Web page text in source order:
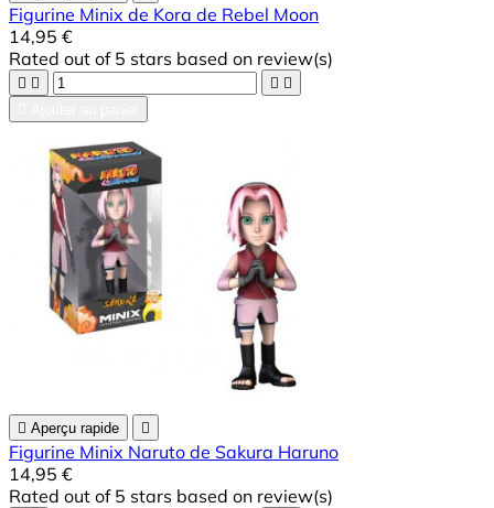
Figurine Minix de Kora de Rebel Moon
14,95 €
Rated out of 5 stars based on review(s)
   
 Aperçu rapide 
Figurine Minix Naruto de Sakura Haruno
14,95 €
Rated out of 5 stars based on review(s)